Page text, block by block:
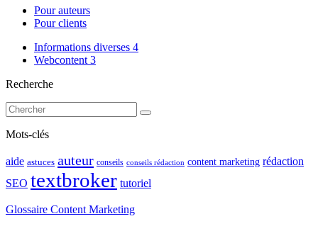
Pour auteurs
Pour clients
Informations diverses 4
Webcontent 3
Recherche
Mots-clés
aide astuces auteur conseils conseils rédaction content marketing rédaction
SEO textbroker tutoriel
Glossaire Content Marketing